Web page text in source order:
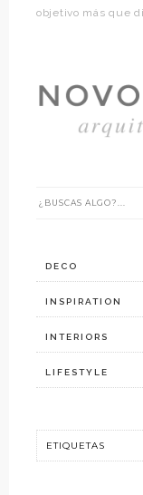
objetivo más que
DECO
INSPIRATION
INTERIORS
LIFESTYLE